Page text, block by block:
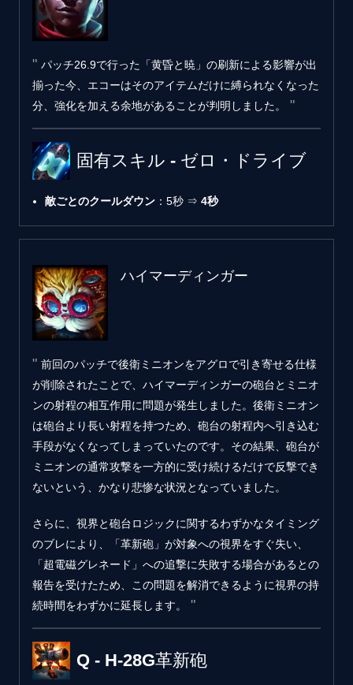
パッチ26.9で行った「黄昏と暁」の刷新による影響が出
揃った今、エコーはそのアイテムだけに縛られなくなった
分、強化を加える余地があることが判明しました。
固有スキル - ゼロ・ドライブ
敵ごとのクールダウン ：5秒 ⇒ 4秒
ハイマーディンガー
前回のパッチで後衛ミニオンをアグロで引き寄せる仕様
が削除されたことで、ハイマーディンガーの砲台とミニオ
ンの射程の相互作用に問題が発生しました。後衛ミニオン
は砲台より長い射程を持つため、砲台の射程内へ引き込む
手段がなくなってしまっていたのです。その結果、砲台が
ミニオンの通常攻撃を一方的に受け続けるだけで反撃でき
ないという、かなり悲惨な状況となっていました。
さらに、視界と砲台ロジックに関するわずかなタイミング
のブレにより、「革新砲」が対象への視界をすぐ失い、
「超電磁グレネード」への追撃に失敗する場合があるとの
報告を受けたため、この問題を解消できるように視界の持
続時間をわずかに延長します。
Q - H-28G革新砲